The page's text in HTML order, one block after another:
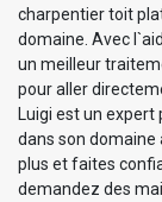
charpentier toit
domaine. Avec
un meilleur
pour aller
Luigi est un
dans son domaine
plus et faites
demandez des